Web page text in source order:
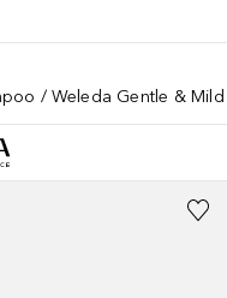
Weleda Gentle & Mild